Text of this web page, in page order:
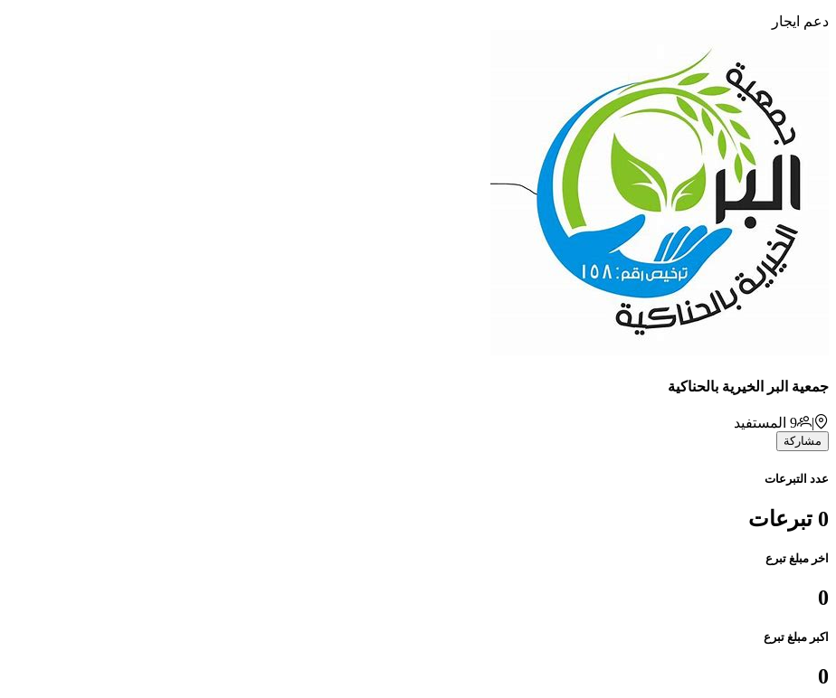
دعم ايجار
جمعية البر الخيرية بالحناكية
|
9 المستفيد
مشاركة
عدد التبرعات
0 تبرعات
اخر مبلغ تبرع
0
اكبر مبلغ تبرع
0